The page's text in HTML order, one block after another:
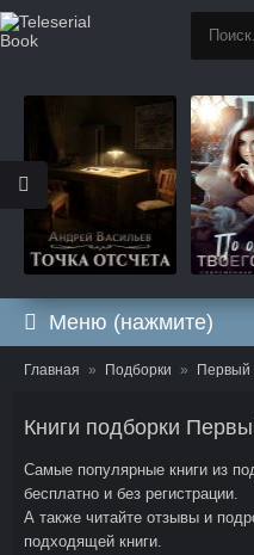
Меню (нажмите)
Главная Подборки Первый
Книги подборки
Самые популярные книги из
бесплатно и без регистрации.
А также читайте отзывы и
подходящей книги.